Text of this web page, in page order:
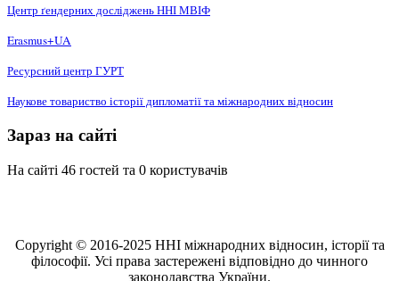
Центр ґендерних досліджень ННІ МВІФ
Erasmus+UA
Ресурсний центр ГУРТ
Наукове товариство історії дипломатії та міжнародних відносин
Зараз на сайті
На сайті 46 гостей та 0 користувачів
Copyright © 2016-2025 ННІ міжнародних відносин, історії та
філософії. Усі права застережені відповідно до чинного
законодавства України.